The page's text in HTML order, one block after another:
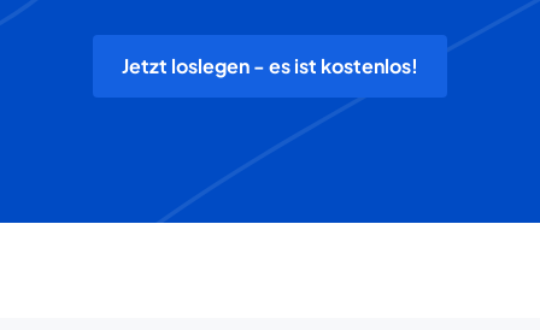
Jetzt loslegen - es ist kostenlos!